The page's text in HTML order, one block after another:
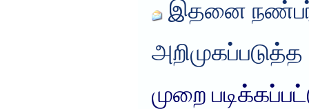
இதனை
அறிமுகப்படுத்த
முறை